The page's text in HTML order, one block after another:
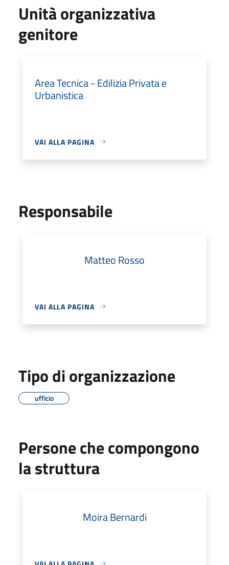
Unità organizzativa
genitore
Area Tecnica - Edilizia Privata e
Urbanistica
VAI ALLA PAGINA
Responsabile
Matteo Rosso
VAI ALLA PAGINA
Tipo di organizzazione
ufficio
Persone che compongono
la struttura
Moira Bernardi